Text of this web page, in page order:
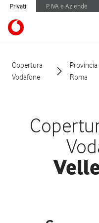
Privati P.IVA e Aziende
Copertura
Vodafone
Provincia
Roma